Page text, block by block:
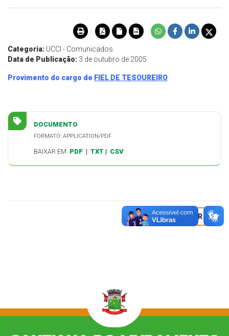
Categoria: UCCI - Comunicados
Data de Publicação: 3 de outubro de 2005
Provimento do cargo de FIEL DE TESOUREIRO
DOCUMENTO
FORMATO: APPLICATION/PDF
BAIXAR EM: PDF | TXT | CSV
VOLTAR